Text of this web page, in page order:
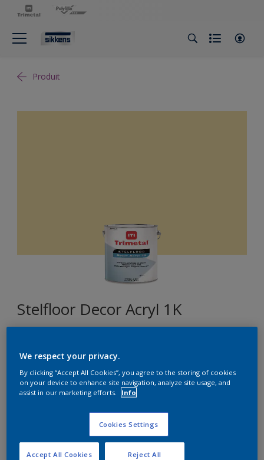
Produit
Stelfloor Decor Acryl 1K
Format
5L
Quantité
We respect your privacy.
By clicking “Accept All Cookies”, you agree to the storing of cookies
on your device to enhance site navigation, analyze site usage, and
assist in our marketing efforts.
Info
Cookies Settings
Reject All
Accept All Cookies